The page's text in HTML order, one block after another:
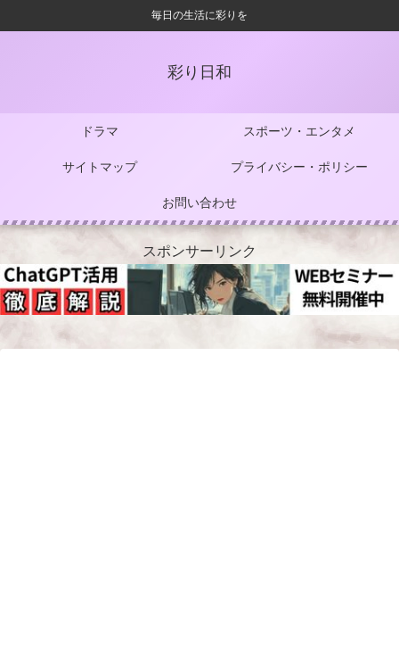
毎日の生活に彩りを
彩り日和
ドラマ スポーツ・エンタメ
サイトマップ プライバシー・ポリシー
お問い合わせ
スポンサーリンク